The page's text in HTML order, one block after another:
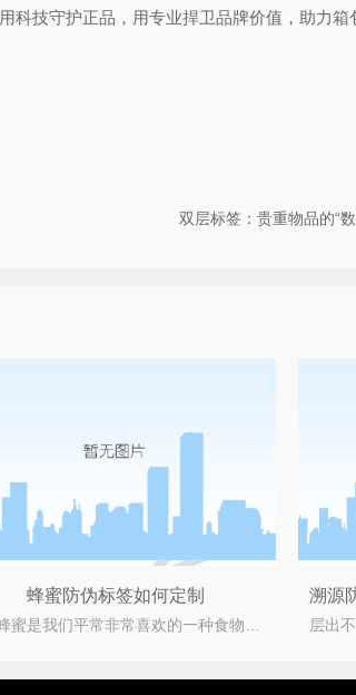
技守护正品，用专业捍卫品牌价值，助力
双层标签：贵重物品的“
蜂蜜防伪标签如何定制